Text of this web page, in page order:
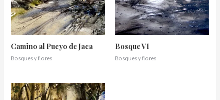
Camino al Pueyo de Jaca
Bosques y flores
Bosque VI
Bosques y flores